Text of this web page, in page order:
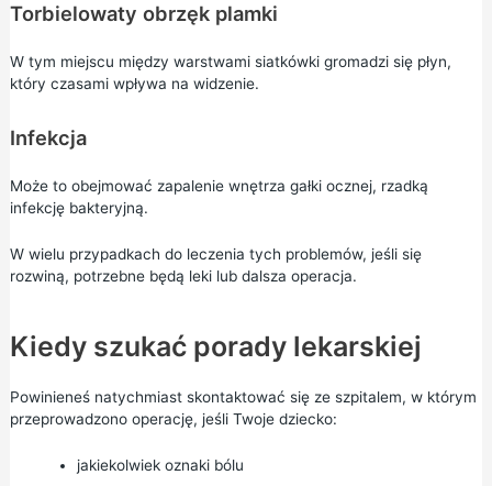
Torbielowaty obrzęk plamki
W tym miejscu między warstwami siatkówki gromadzi się płyn,
który czasami wpływa na widzenie.
Infekcja
Może to obejmować zapalenie wnętrza gałki ocznej, rzadką
infekcję bakteryjną.
W wielu przypadkach do leczenia tych problemów, jeśli się
rozwiną, potrzebne będą leki lub dalsza operacja.
Kiedy szukać porady lekarskiej
Powinieneś natychmiast skontaktować się ze szpitalem, w którym
przeprowadzono operację, jeśli Twoje dziecko:
jakiekolwiek oznaki bólu